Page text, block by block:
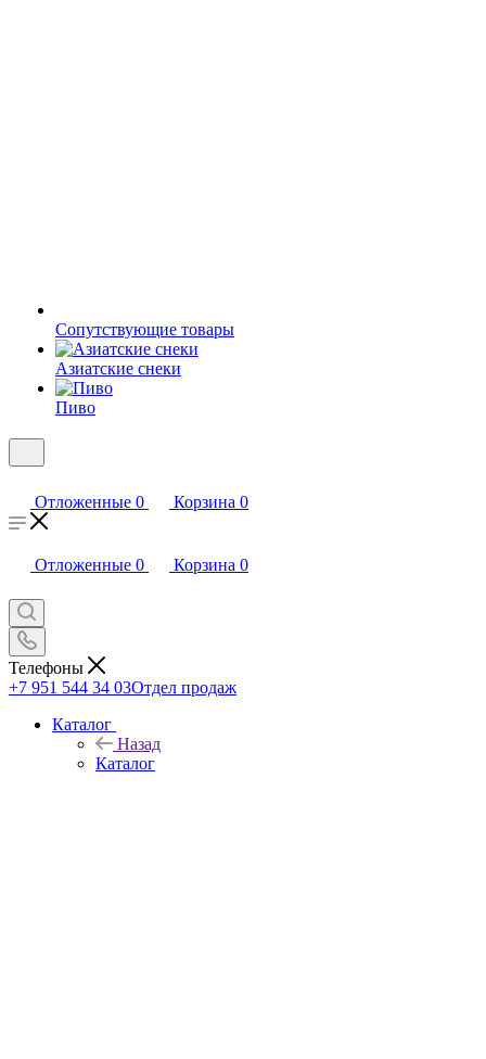
Сопутствующие товары
Азиатские снеки
Пиво
Отложенные 0 Корзина 0
Отложенные 0 Корзина 0
Телефоны
+7 951 544 34 03Отдел продаж
Каталог
Назад
Каталог